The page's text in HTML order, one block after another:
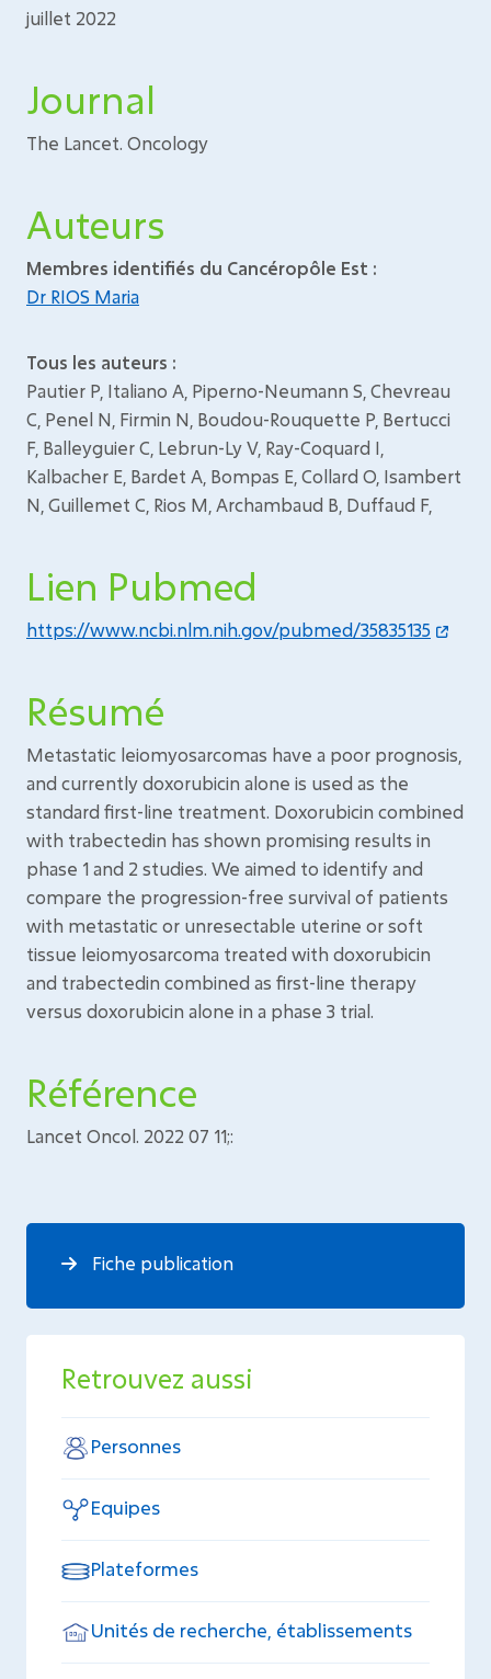
juillet 2022
Journal
The Lancet. Oncology
Auteurs
Membres identifiés du Cancéropôle Est :
Dr RIOS Maria
Tous les auteurs :
Pautier P, Italiano A, Piperno-Neumann S, Chevreau
C, Penel N, Firmin N, Boudou-Rouquette P, Bertucci
F, Balleyguier C, Lebrun-Ly V, Ray-Coquard I,
Kalbacher E, Bardet A, Bompas E, Collard O, Isambert
N, Guillemet C, Rios M, Archambaud B, Duffaud F,
Lien Pubmed
https://www.ncbi.nlm.nih.gov/pubmed/35835135
Résumé
Metastatic leiomyosarcomas have a poor prognosis,
and currently doxorubicin alone is used as the
standard first-line treatment. Doxorubicin combined
with trabectedin has shown promising results in
phase 1 and 2 studies. We aimed to identify and
compare the progression-free survival of patients
with metastatic or unresectable uterine or soft
tissue leiomyosarcoma treated with doxorubicin
and trabectedin combined as first-line therapy
versus doxorubicin alone in a phase 3 trial.
Référence
Lancet Oncol. 2022 07 11;:
Fiche publication
Retrouvez aussi
Personnes
Equipes
Plateformes
Unités de recherche, établissements